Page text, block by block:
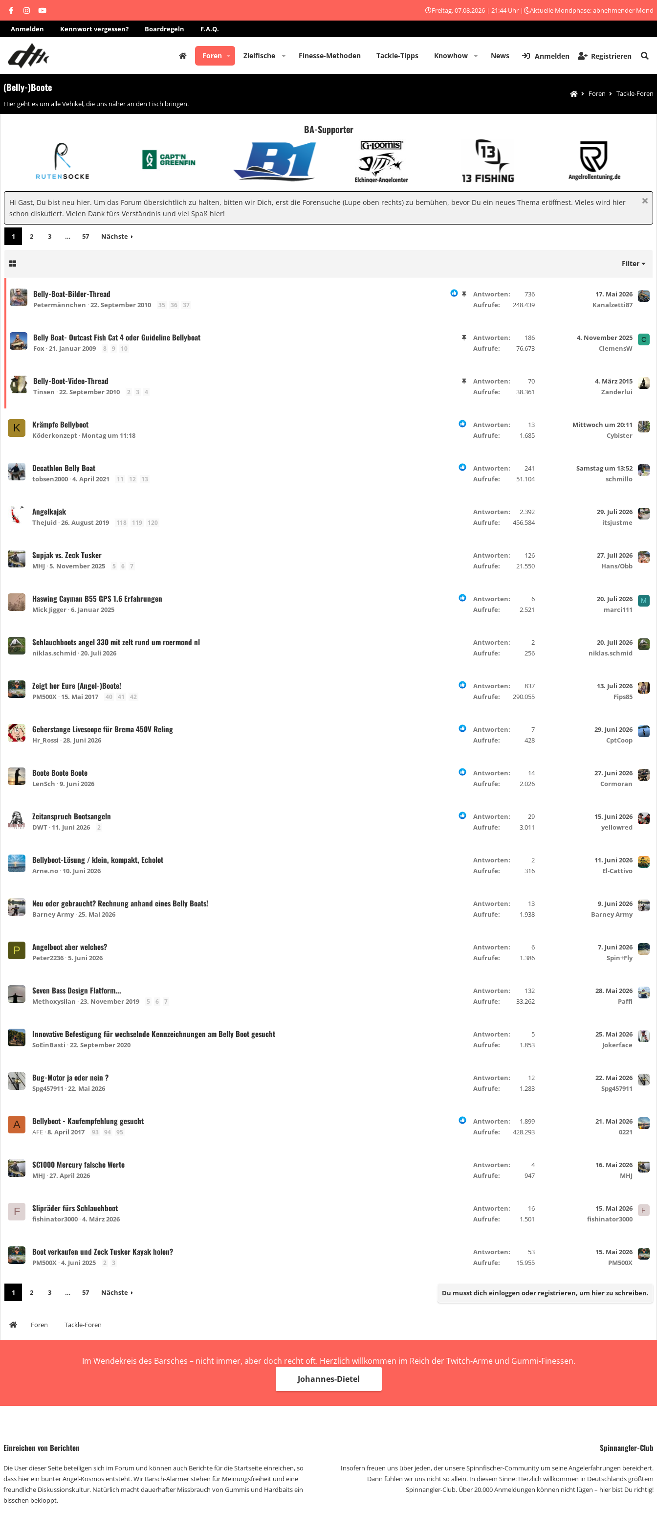
Freitag, 07.08.2026 | 21:44 Uhr | Aktuelle Mondphase: abnehmender Mond
Anmelden Kennwort vergessen? Boardregeln F.A.Q.
Foren Zielfische Finesse-Methoden Tackle-Tipps Knowhow News Anmelden Registrieren
(Belly-)Boote
Hier geht es um alle Vehikel, die uns näher an den Fisch bringen.
Foren Tackle-Foren
BA-Supporter
Hi Gast, Du bist neu hier. Um das Forum übersichtlich zu halten, bitten wir Dich, erst die Forensuche (Lupe oben rechts) zu bemühen, bevor Du ein neues Thema eröffnest. Vieles wird hier
schon diskutiert. Vielen Dank fürs Verständnis und viel Spaß hier!
1 2 3 … 57 Nächste
Filter
A
h
Belly-Boat-Bilder-Thread
Petermännchen 22. September 2010 35 36 37
Antworten
736
Aufrufe
248.439
17. Mai 2026
Kanalzetti87
A
h
e
Belly Boat- Outcast Fish Cat 4 oder Guideline Bellyboat
Fox 21. Januar 2009 8 9 10
Antworten
186
Aufrufe
76.673
4. November 2025
ClemensW
C
A
h
e
Belly-Boot-Video-Thread
Tinsen 22. September 2010 2 3 4
Antworten
70
Aufrufe
38.361
4. März 2015
Zanderlui
K Krämpfe Bellyboot
Köderkonzept Montag um 11:18
Antworten
13
Aufrufe
1.685
Mittwoch um 20:11
Cybister
Decathlon Belly Boat
tobsen2000 4. April 2021 11 12 13
Antworten
241
Aufrufe
51.104
Samstag um 13:52
schmillo
Angelkajak
TheJuid 26. August 2019 118 119 120
Antworten
2.392
Aufrufe
456.584
29. Juli 2026
itsjustme
Supjak vs. Zeck Tusker
MHJ 5. November 2025 5 6 7
Antworten
126
Aufrufe
21.550
27. Juli 2026
Hans/Obb
Haswing Cayman B55 GPS 1.6 Erfahrungen
Mick Jigger 6. Januar 2025
Antworten
6
Aufrufe
2.521
20. Juli 2026
marci111
M
Schlauchboots angel 330 mit zelt rund um roermond nl
niklas.schmid 20. Juli 2026
Antworten
2
Aufrufe
256
20. Juli 2026
niklas.schmid
Zeigt her Eure (Angel-)Boote!
PM500X 15. Mai 2017 40 41 42
Antworten
837
Aufrufe
290.055
13. Juli 2026
Fips85
Geberstange Livescope für Brema 450V Reling
Hr_Rossi 28. Juni 2026
Antworten
7
Aufrufe
428
29. Juni 2026
CptCoop
Boote Boote Boote
LenSch 9. Juni 2026
Antworten
14
Aufrufe
2.026
27. Juni 2026
Cormoran
Zeitanspruch Bootsangeln
DWT 11. Juni 2026 2
Antworten
29
Aufrufe
3.011
15. Juni 2026
yellowred
Bellyboot-Lösung / klein, kompakt, Echolot
Arne.no 10. Juni 2026
Antworten
2
Aufrufe
316
11. Juni 2026
El-Cattivo
Neu oder gebraucht? Rechnung anhand eines Belly Boats!
Barney Army 25. Mai 2026
Antworten
13
Aufrufe
1.938
9. Juni 2026
Barney Army
P Angelboot aber welches?
Peter2236 5. Juni 2026
Antworten
6
Aufrufe
1.386
7. Juni 2026
Spin+Fly
Seven Bass Design Flatform...
Methoxysilan 23. November 2019 5 6 7
Antworten
132
Aufrufe
33.262
28. Mai 2026
Paffi
Innovative Befestigung für wechselnde Kennzeichnungen am Belly Boot gesucht
SoEinBasti 22. September 2020
Antworten
5
Aufrufe
1.853
25. Mai 2026
Jokerface
Bug-Motor ja oder nein ?
Spg457911 22. Mai 2026
Antworten
12
Aufrufe
1.283
22. Mai 2026
Spg457911
A Bellyboot - Kaufempfehlung gesucht
AFE 8. April 2017 93 94 95
Antworten
1.899
Aufrufe
428.293
21. Mai 2026
0221
SC1000 Mercury falsche Werte
MHJ 27. April 2026
Antworten
4
Aufrufe
947
16. Mai 2026
MHJ
F Slipräder fürs Schlauchboot
fishinator3000 4. März 2026
Antworten
16
Aufrufe
1.501
15. Mai 2026
fishinator3000
F
Boot verkaufen und Zeck Tusker Kayak holen?
PM500X 4. Juni 2025 2 3
Antworten
53
Aufrufe
15.955
15. Mai 2026
PM500X
1 2 3 … 57 Nächste Du musst dich einloggen oder registrieren, um hier zu schreiben.
Foren Tackle-Foren
Im Wendekreis des Barsches – nicht immer, aber doch recht oft. Herzlich willkommen im Reich der Twitch-Arme und Gummi-Finessen.
Johannes-Dietel
Einreichen von Berichten
Die User dieser Seite beteiligen sich im Forum und können auch Berichte für die Startseite einreichen, so
dass hier ein bunter Angel-Kosmos entsteht. Wir Barsch-Alarmer stehen für Meinungsfreiheit und eine
freundliche Diskussionskultur. Natürlich macht dauerhafter Missbrauch von Gummis und Hardbaits ein
bisschen bekloppt.
Spinnangler-Club
Insofern freuen uns über jeden, der unsere Spinnfischer-Community um seine Angelerfahrungen bereichert.
Dann fühlen wir uns nicht so allein. In diesem Sinne: Herzlich willkommen in Deutschlands größtem
Spinnangler-Club. Über 20.000 Anmeldungen können nicht lügen – hier bist Du richtig!